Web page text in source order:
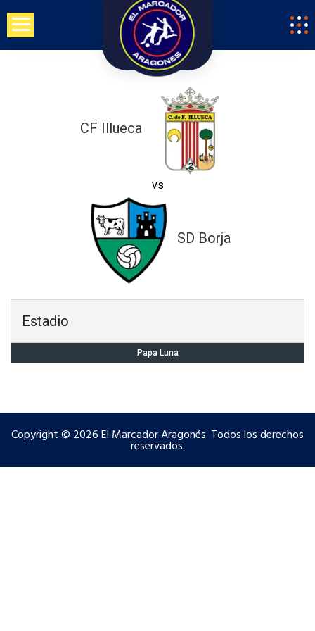
Saltar
contenido
CF Illueca
vs
SD Borja
Estadio
Papa Luna
Copyright © 2026 El Marcador Aragonés. Todos los derechos
reservados.